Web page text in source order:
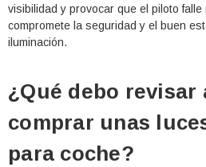
visibilidad y provocar que el piloto
compromete la seguridad y el buen
iluminación.
¿Qué debo revisar
comprar unas
para coche?